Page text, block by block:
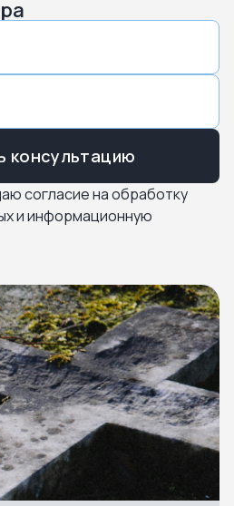
согласие на обработку
и информационную
консультацию